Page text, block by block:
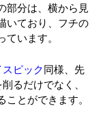
部分は、横から見
いており、フチの
います。
ピック同様、先
るだけでなく、
とができます。